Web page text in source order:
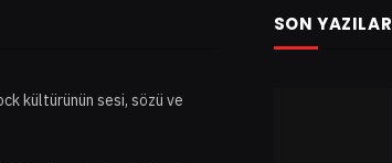
kültürünün sesi, sözü ve
SON YAZILAR